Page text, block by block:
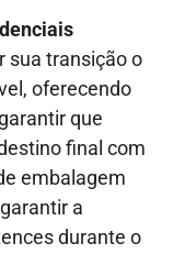
sua transição o
oferecendo
que
final com
embalagem
a
durante o